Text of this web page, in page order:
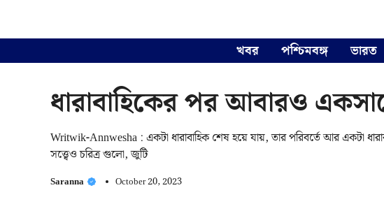
খবর পশ্চিমবঙ্গ ভারত
ধারাবাহিকের পর আবারও
Writwik-Annwesha : একটা ধারাবাহিক শেষ হয়ে যায়, তার পরিবর্তে আর একটা
সত্ত্বেও চরিত্র গুলো, জুটি
Saranna October 20, 2023